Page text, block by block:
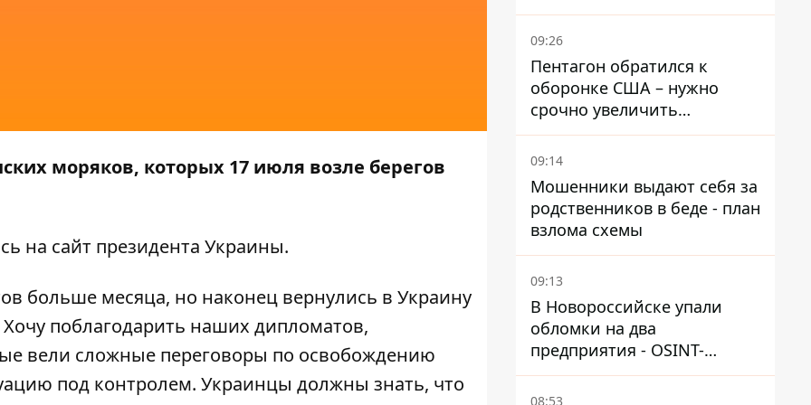
моряков, которых 17 июля возле берегов
на сайт президента Украины.
больше месяца, но наконец вернулись в Украину
поблагодарить наших дипломатов,
вели сложные переговоры по освобождению
под контролем. Украинцы должны знать, что
выдвинул новые
требования – СМИ
раскрыли подробности
09:26
Пентагон обратился к
оборонке США – нужно
срочно увеличить
производство вооружений
09:14
Мошенники выдают себя за
родственников в беде - план
взлома схемы
09:13
В Новороссийске упали
обломки на два
предприятия - OSINT-
каналы предполагают удар
по порту
08:53